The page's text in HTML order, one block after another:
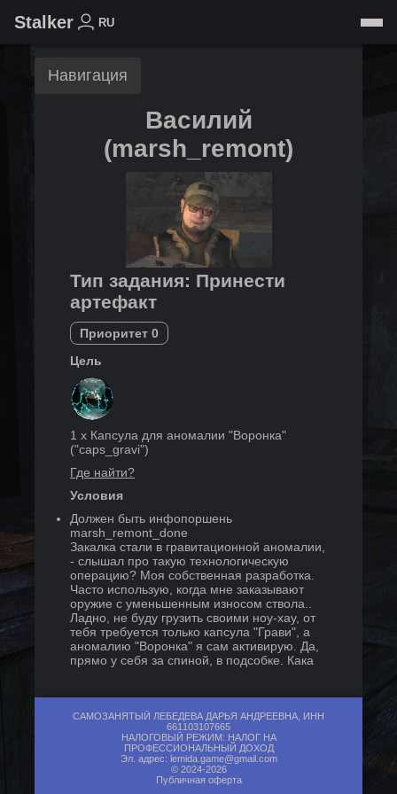
Stalker RU
Навигация
Василий
(marsh_remont)
Тип задания: Принести
артефакт
Приоритет 0
Цель
1 x Капсула для аномалии "Воронка"
("caps_gravi")
Где найти?
Условия
Должен быть инфопоршень
marsh_remont_done
Закалка стали в гравитационной аномалии,
- слышал про такую технологическую
операцию? Моя собственная разработка.
Часто использую, когда мне заказывают
оружие с уменьшенным износом ствола..
Ладно, не буду грузить своими ноу-хау, от
тебя требуется только капсула "Грави", а
аномалию "Воронка" я сам активирую. Да,
прямо у себя за спиной, в подсобке. Кака
Награда
Граната «Воронёнок»
САМОЗАНЯТЫЙ ЛЕБЕДЕВА ДАРЬЯ АНДРЕЕВНА, ИНН
661103107665
НАЛОГОВЫЙ РЕЖИМ: НАЛОГ НА
ПРОФЕССИОНАЛЬНЫЙ ДОХОД
Эл. адрес: lemida.game@gmail.com
© 2024-2026
Публичная оферта